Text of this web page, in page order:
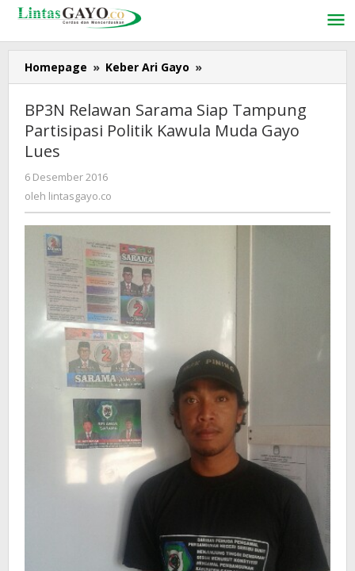
Lewati
konten
Homepage » Keber Ari Gayo »
Relawan
Siap
Tampung
Gayo
BP3N Relawan Sarama Siap Tampung
Partisipasi Politik Kawula Muda Gayo
Lues
6 Desember 2016
oleh lintasgayo.co